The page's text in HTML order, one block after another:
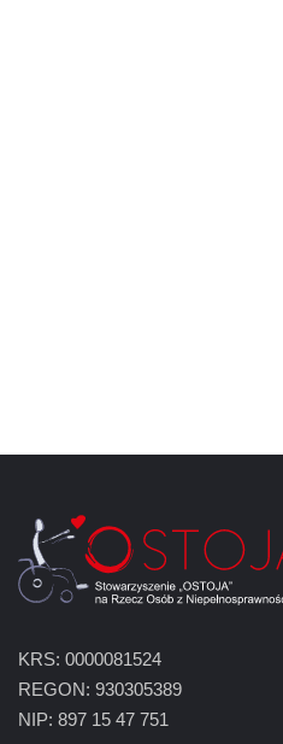
KRS: 0000081524
REGON: 930305389
NIP: 897 15 47 751